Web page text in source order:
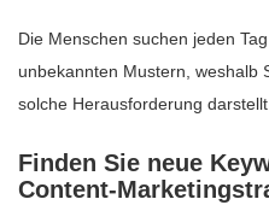
Die Menschen suchen jeden
unbekannten Mustern, weshalb
solche Herausforderung
Finden Sie neue
Content-